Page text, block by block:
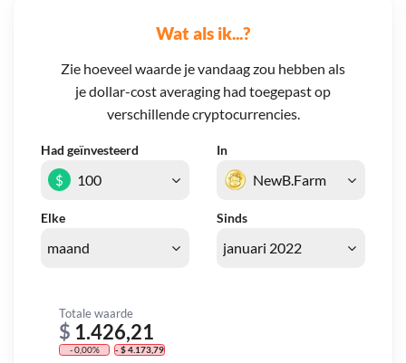
Wat als ik...?
Zie hoeveel waarde je vandaag zou hebben als
je dollar-cost averaging had toegepast op
verschillende cryptocurrencies.
Had geïnvesteerd In
Elke Sinds
$
Totale waarde
$ 1.426,21
- 0,00% - $ 4.173,79